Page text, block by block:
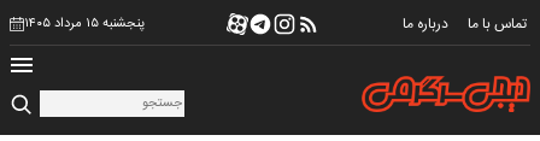
تماس با ما درباره ما پنجشنبه ۱۵ مرداد ۱۴۰۵